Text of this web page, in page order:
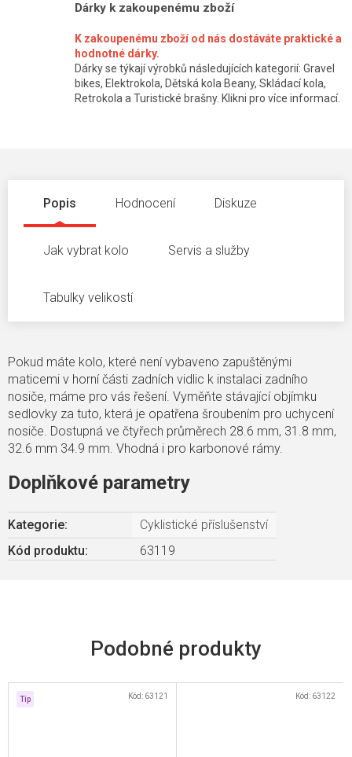
Dárky k zakoupenému zboží
K zakoupenému zboží od nás dostáváte praktické a
hodnotné dárky.
Dárky se týkají výrobků následujících kategorií: Gravel
bikes, Elektrokola, Dětská kola Beany, Skládací kola,
Retrokola a Turistické brašny. Klikni pro více informací.
Popis Hodnocení Diskuze
Jak vybrat kolo Servis a služby
Tabulky velikostí
Pokud máte kolo, které není vybaveno zapuštěnými
maticemi v horní části zadních vidlic k instalaci zadního
nosiče, máme pro vás řešení. Vyměňte stávající objímku
sedlovky za tuto, která je opatřena šroubením pro uchycení
nosiče. Dostupná ve čtyřech průměrech 28.6 mm, 31.8 mm,
32.6 mm 34.9 mm. Vhodná i pro karbonové rámy.
Doplňkové parametry
Kategorie:
Cyklistické příslušenství
Kód produktu:
63119
Tip Kód: 63121 Kód: 63122